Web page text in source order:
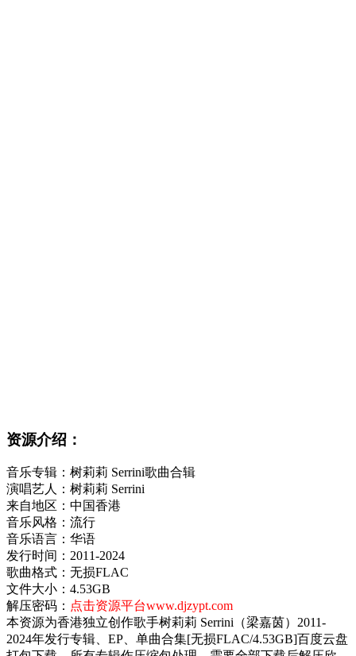
资源介绍：
音乐专辑：树莉莉 Serrini歌曲合辑
演唱艺人：树莉莉 Serrini
来自地区：中国香港
音乐风格：流行
音乐语言：华语
发行时间：2011-2024
歌曲格式：无损FLAC
文件大小：4.53GB
解压密码： 点击资源平台www.djzypt.com
本资源为香港独立创作歌手树莉莉 Serrini（梁嘉茵）2011-
2024年发行专辑、EP、单曲合集[无损FLAC/4.53GB]百度云盘